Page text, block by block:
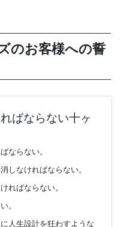
大切な業務をしています。
等、何でもご相談下さい。